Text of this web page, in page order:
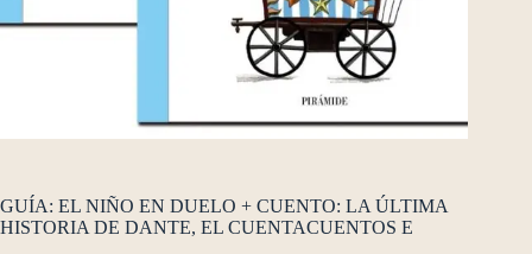
GUÍA: EL NIÑO EN DUELO + CUENTO: LA ÚLTIMA
HISTORIA DE DANTE, EL CUENTACUENTOS E